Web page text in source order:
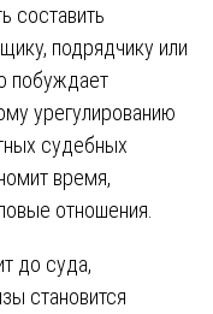
составить
подрядчику или
побуждает
урегулированию
судебных
время,
отношения.
до суда,
становится